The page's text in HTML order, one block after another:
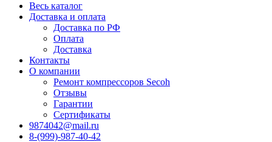
Весь каталог
Доставка и оплата
Доставка по РФ
Оплата
Доставка
Контакты
О компании
Ремонт компрессоров Secoh
Отзывы
Гарантии
Сертификаты
9874042@mail.ru
8-(999)-987-40-42